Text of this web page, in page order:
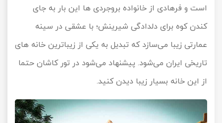
است و فرهادی از خانواده بروجردی ها این بار به جای
کندن کوه برای دلدادگی شیرینش؛ با عشقی در سینه
عمارتی زیبا می‌سازد که تبدیل به یکی از زیباترین خانه های
تاریخی ایران می‌شود. پیشنهاد می‌شود در تور کاشان حتما
از این خانه بسیار زیبا دیدن کنید.